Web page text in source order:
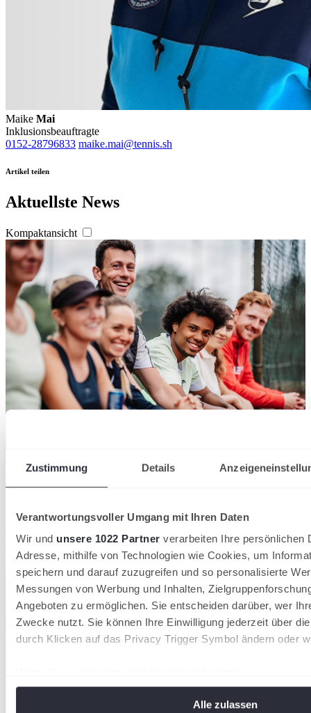
Zustimmung Details
Verantwortungsvoller Umgang mit Ihren Daten
Wir und unsere 1022 Partner verarbeiten Ihre persönlichen
Adresse, mithilfe von Technologien wie Cookies, um
speichern und darauf zuzugreifen und so personalisierte
Messungen von Werbung und Inhalten,
Angeboten zu ermöglichen. Sie entscheiden darüber, wer
Zwecke nutzt. Sie können Ihre Einwilligung jederzeit über
durch Klicken auf das Privacy Trigger Symbol ändern oder
Alle zulassen
Maike Mai
Inklusionsbeauftragte
0152-28796833 maike.mai@tennis.sh
Artikel teilen
Aktuellste News
Kompaktansicht
Der DTB verzeichnet 2026 insgesamt 1.553.580 Mitglieder in 8.612
Tennisvereinen
36.000 neue Mitglieder: Tennis wächst 2026 stärker
als in den Vorjahren
Deutscher Tennis Bund